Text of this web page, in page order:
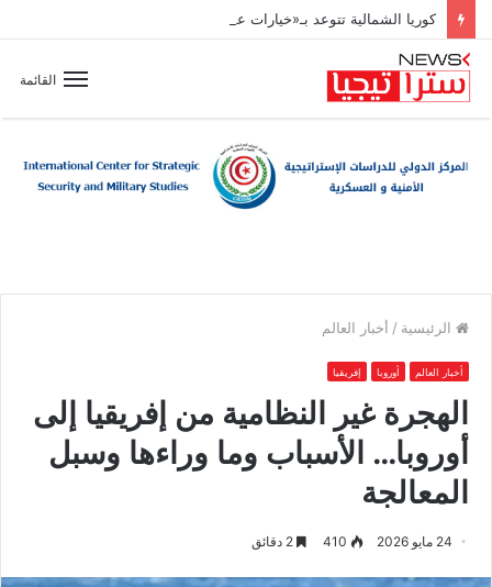
القائمة
الرئيسية / أخبار العالم
أخبار العالم أوروبا إفريقيا
الهجرة غير النظامية من إفريقيا إلى
أوروبا… الأسباب وما وراءها وسبل
المعالجة
24 مايو 2026 410